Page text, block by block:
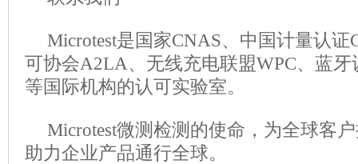
Microtest是国家CNAS、中国计量认
可协会A2LA、无线充电联盟WPC、蓝
等国际机构的认可实验室。
Microtest微测检测的使命，为全球客
助力企业产品通行全球。